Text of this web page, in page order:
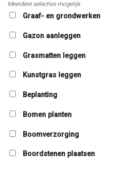
Meerdere selecties mogelijk.
Graaf- en grondwerken
Gazon aanleggen
Grasmatten leggen
Kunstgras leggen
Beplanting
Bomen planten
Boomverzorging
Boordstenen plaatsen